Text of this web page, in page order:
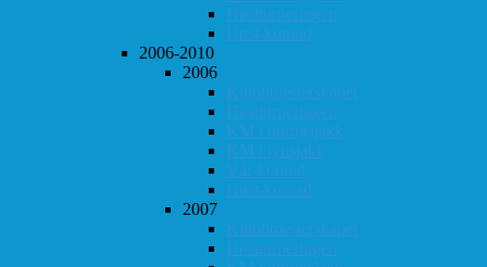
Høstturneringen
Høst-konrad
2006-2010
2006
Klubbmesterskapet
Høstturneringen
KM i hurtigsjakk
KM i lynsjakk
Vår-konrad
Høst-konrad
2007
Klubbmesterskapet
Høstturneringen